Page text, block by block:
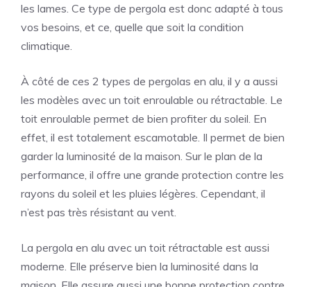
les lames. Ce type de pergola est donc adapté à tous
vos besoins, et ce, quelle que soit la condition
climatique.
À côté de ces 2 types de pergolas en alu, il y a aussi
les modèles avec un toit enroulable ou rétractable. Le
toit enroulable permet de bien profiter du soleil. En
effet, il est totalement escamotable. Il permet de bien
garder la luminosité de la maison. Sur le plan de la
performance, il offre une grande protection contre les
rayons du soleil et les pluies légères. Cependant, il
n’est pas très résistant au vent.
La pergola en alu avec un toit rétractable est aussi
moderne. Elle préserve bien la luminosité dans la